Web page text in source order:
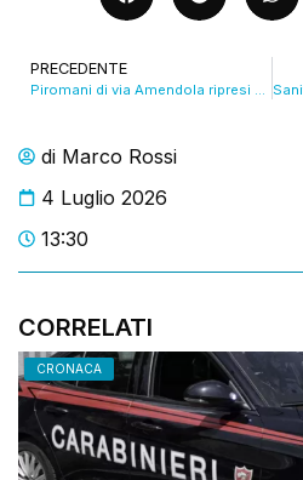
di Marco Rossi
4 Luglio 2026
13:30
CORRELATI
CRONACA
PRECEDENTE
Piromani di via Amendola ripresi dalle telecamere